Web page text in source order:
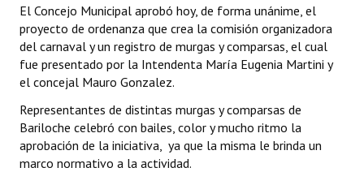
El Concejo Municipal aprobó hoy, de forma unánime, el
proyecto de ordenanza que crea la comisión organizadora
del carnaval y un registro de murgas y comparsas, el cual
fue presentado por la Intendenta María Eugenia Martini y
el concejal Mauro Gonzalez.
Representantes de distintas murgas y comparsas de
Bariloche celebró con bailes, color y mucho ritmo la
aprobación de la iniciativa, ya que la misma le brinda un
marco normativo a la actividad.